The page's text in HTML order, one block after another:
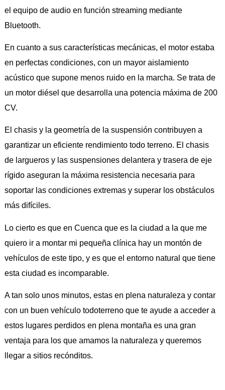
el equipo de audio en función streaming mediante
Bluetooth.
En cuanto a sus características mecánicas, el motor estaba
en perfectas condiciones, con un mayor aislamiento
acústico que supone menos ruido en la marcha. Se trata de
un motor diésel que desarrolla una potencia máxima de 200
CV.
El chasis y la geometría de la suspensión contribuyen a
garantizar un eficiente rendimiento todo terreno. El chasis
de largueros y las suspensiones delantera y trasera de eje
rígido aseguran la máxima resistencia necesaria para
soportar las condiciones extremas y superar los obstáculos
más difíciles.
Lo cierto es que en Cuenca que es la ciudad a la que me
quiero ir a montar mi pequeña clínica hay un montón de
vehículos de este tipo, y es que el entorno natural que tiene
esta ciudad es incomparable.
A tan solo unos minutos, estas en plena naturaleza y contar
con un buen vehículo todoterreno que te ayude a acceder a
estos lugares perdidos en plena montaña es una gran
ventaja para los que amamos la naturaleza y queremos
llegar a sitios recónditos.